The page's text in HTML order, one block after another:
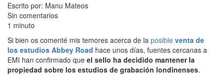
Escrito por: Manu Mateos
Sin comentarios
1 minuto
Si bien os comenté mis temores acerca de la posible venta de
los estudios Abbey Road hace unos días, fuentes cercanas a
EMI han confirmado que el sello ha decidido mantener la
propiedad sobre los estudios de grabación londinenses.